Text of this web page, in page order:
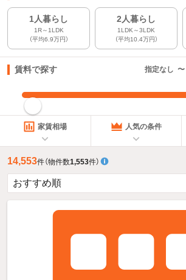
1人暮らし
1R～1LDK
（平均6.9万円）
2人暮らし
1LDK～3LDK
（平均10.4万円）
賃料で探す 指定なし 〜
指定した賃料で絞り込む
家賃相場 人気の条件
14,553件（物件数1,553件）